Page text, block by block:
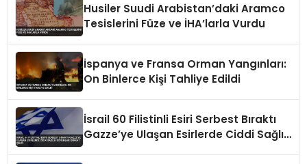
Husiler Suudi Arabistan’daki Aramco
Tesislerini Füze ve İHA’larla Vurdu
İspanya ve Fransa Orman Yangınları:
On Binlerce Kişi Tahliye Edildi
İsrail 60 Filistinli Esiri Serbest Bıraktı
Gazze’ye Ulaşan Esirlerde Ciddi Sağlık